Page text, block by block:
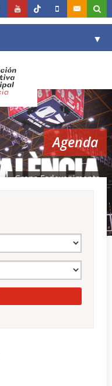
▼
▼
▼
▼
Agenda
Grans Esdeveniments